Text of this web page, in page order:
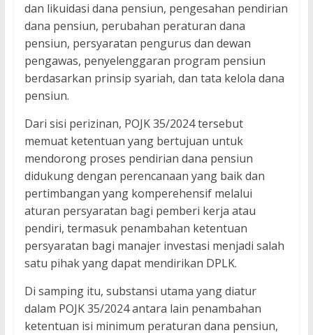
dan likuidasi dana pensiun, pengesahan pendirian
dana pensiun, perubahan peraturan dana
pensiun, persyaratan pengurus dan dewan
pengawas, penyelenggaran program pensiun
berdasarkan prinsip syariah, dan tata kelola dana
pensiun.
Dari sisi perizinan, POJK 35/2024 tersebut
memuat ketentuan yang bertujuan untuk
mendorong proses pendirian dana pensiun
didukung dengan perencanaan yang baik dan
pertimbangan yang komperehensif melalui
aturan persyaratan bagi pemberi kerja atau
pendiri, termasuk penambahan ketentuan
persyaratan bagi manajer investasi menjadi salah
satu pihak yang dapat mendirikan DPLK.
Di samping itu, substansi utama yang diatur
dalam POJK 35/2024 antara lain penambahan
ketentuan isi minimum peraturan dana pensiun,